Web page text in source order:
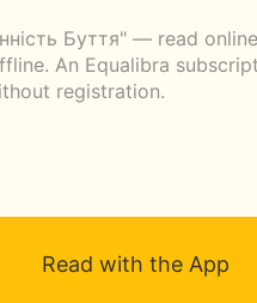
Буття" — read
An Equalibra
registration.
Read with the App